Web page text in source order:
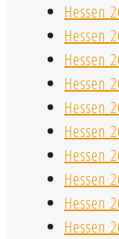
Hessen
Hessen
Hessen
Hessen
Hessen
Hessen
Hessen
Hessen
Hessen
Hessen